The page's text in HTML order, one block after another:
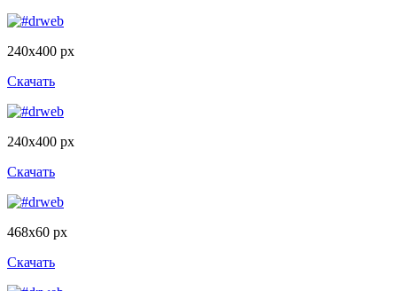
240x400 px
Скачать
240x400 px
Скачать
468x60 px
Скачать